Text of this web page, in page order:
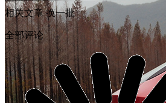
相关文章换一批
全部评论